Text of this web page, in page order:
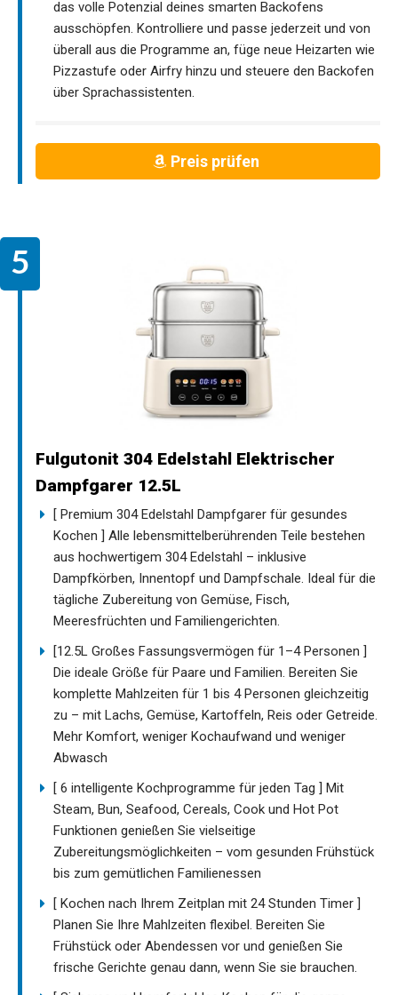
das volle Potenzial deines smarten Backofens
ausschöpfen. Kontrolliere und passe jederzeit und von
überall aus die Programme an, füge neue Heizarten wie
Pizzastufe oder Airfry hinzu und steuere den Backofen
über Sprachassistenten.
Preis prüfen
Fulgutonit 304 Edelstahl Elektrischer
Dampfgarer 12.5L
[ Premium 304 Edelstahl Dampfgarer für gesundes
Kochen ] Alle lebensmittelberührenden Teile bestehen
aus hochwertigem 304 Edelstahl – inklusive
Dampfkörben, Innentopf und Dampfschale. Ideal für die
tägliche Zubereitung von Gemüse, Fisch,
Meeresfrüchten und Familiengerichten.
[12.5L Großes Fassungsvermögen für 1–4 Personen ]
Die ideale Größe für Paare und Familien. Bereiten Sie
komplette Mahlzeiten für 1 bis 4 Personen gleichzeitig
zu – mit Lachs, Gemüse, Kartoffeln, Reis oder Getreide.
Mehr Komfort, weniger Kochaufwand und weniger
Abwasch
[ 6 intelligente Kochprogramme für jeden Tag ] Mit
Steam, Bun, Seafood, Cereals, Cook und Hot Pot
Funktionen genießen Sie vielseitige
Zubereitungsmöglichkeiten – vom gesunden Frühstück
bis zum gemütlichen Familienessen
[ Kochen nach Ihrem Zeitplan mit 24 Stunden Timer ]
Planen Sie Ihre Mahlzeiten flexibel. Bereiten Sie
Frühstück oder Abendessen vor und genießen Sie
frische Gerichte genau dann, wenn Sie sie brauchen.